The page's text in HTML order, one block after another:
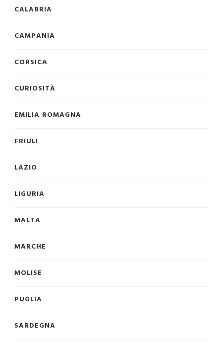
CALABRIA
CAMPANIA
CORSICA
CURIOSITÀ
EMILIA ROMAGNA
FRIULI
LAZIO
LIGURIA
MALTA
MARCHE
MOLISE
PUGLIA
SARDEGNA